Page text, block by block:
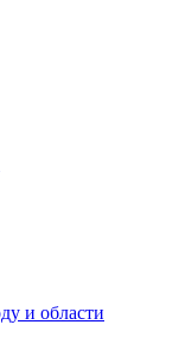
и области